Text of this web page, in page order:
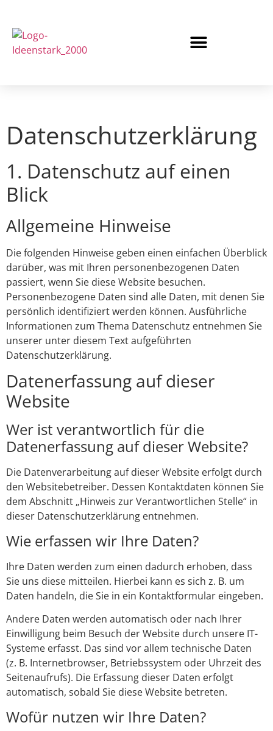
Datenschutz­erklärung
1. Datenschutz auf einen
Blick
Allgemeine Hinweise
Die folgenden Hinweise geben einen einfachen Überblick
darüber, was mit Ihren personenbezogenen Daten
passiert, wenn Sie diese Website besuchen.
Personenbezogene Daten sind alle Daten, mit denen Sie
persönlich identifiziert werden können. Ausführliche
Informationen zum Thema Datenschutz entnehmen Sie
unserer unter diesem Text aufgeführten
Datenschutzerklärung.
Datenerfassung auf dieser
Website
Wer ist verantwortlich für die
Datenerfassung auf dieser Website?
Die Datenverarbeitung auf dieser Website erfolgt durch
den Websitebetreiber. Dessen Kontaktdaten können Sie
dem Abschnitt „Hinweis zur Verantwortlichen Stelle“ in
dieser Datenschutzerklärung entnehmen.
Wie erfassen wir Ihre Daten?
Ihre Daten werden zum einen dadurch erhoben, dass
Sie uns diese mitteilen. Hierbei kann es sich z. B. um
Daten handeln, die Sie in ein Kontaktformular eingeben.
Andere Daten werden automatisch oder nach Ihrer
Einwilligung beim Besuch der Website durch unsere IT-
Systeme erfasst. Das sind vor allem technische Daten
(z. B. Internetbrowser, Betriebssystem oder Uhrzeit des
Seitenaufrufs). Die Erfassung dieser Daten erfolgt
automatisch, sobald Sie diese Website betreten.
Wofür nutzen wir Ihre Daten?